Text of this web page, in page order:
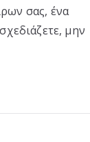
σας, ένα
μην